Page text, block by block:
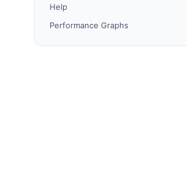
Help
Performance Graphs